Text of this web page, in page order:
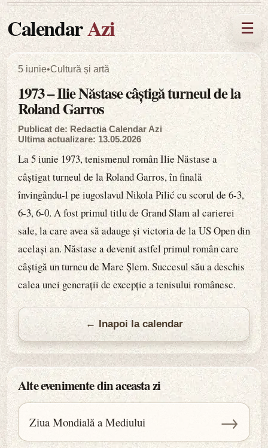
CalendarAzi ☰
5 iunie•Cultură și artă
1973 – Ilie Năstase câștigă turneul de la
Roland Garros
Publicat de: Redactia Calendar Azi
Ultima actualizare: 13.05.2026
La 5 iunie 1973, tenismenul român Ilie Năstase a
câștigat turneul de la Roland Garros, în finală
învingându-l pe iugoslavul Nikola Pilić cu scorul de 6-3,
6-3, 6-0. A fost primul titlu de Grand Slam al carierei
sale, la care avea să adauge și victoria de la US Open din
același an. Năstase a devenit astfel primul român care
câștigă un turneu de Mare Șlem. Succesul său a deschis
calea unei generații de excepție a tenisului românesc.
← Inapoi la calendar
Alte evenimente din aceasta zi
Ziua Mondială a Mediului →